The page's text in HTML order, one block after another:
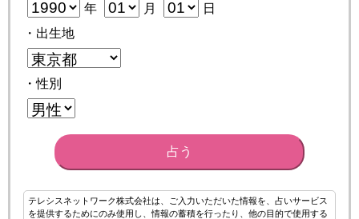
年 月
日
・出生地
・性別
占う
テレシスネットワーク株式会社は、ご入力いただいた情報を、占いサービス
を提供するためにのみ使用し、情報の蓄積を行ったり、他の目的で使用する